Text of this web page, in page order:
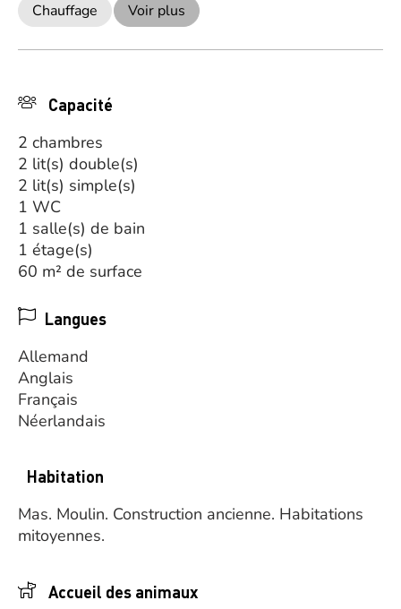
Chauffage
Voir plus
Capacité
2 chambres
2 lit(s) double(s)
2 lit(s) simple(s)
1 WC
1 salle(s) de bain
1 étage(s)
60 m² de surface
Langues
Allemand
Anglais
Français
Néerlandais
Habitation
Mas. Moulin. Construction ancienne. Habitations
mitoyennes.
Accueil des animaux